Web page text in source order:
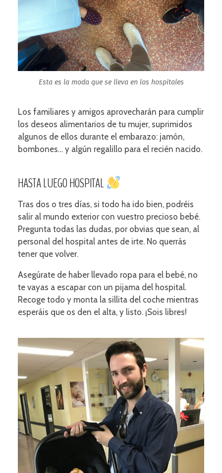
Esta es la moda que se lleva en los hospitales
Los familiares y amigos aprovecharán para cumplir
los deseos alimentarios de tu mujer, suprimidos
algunos de ellos durante el embarazo: jamón,
bombones… y algún regalillo para el recién nacido.
HASTA LUEGO HOSPITAL
Tras dos o tres días, si todo ha ido bien, podréis
salir al mundo exterior con vuestro precioso bebé.
Pregunta todas las dudas, por obvias que sean, al
personal del hospital antes de irte. No querrás
tener que volver.
Asegúrate de haber llevado ropa para el bebé, no
te vayas a escapar con un pijama del hospital.
Recoge todo y monta la sillita del coche mientras
esperáis que os den el alta, y listo. ¡Sois libres!